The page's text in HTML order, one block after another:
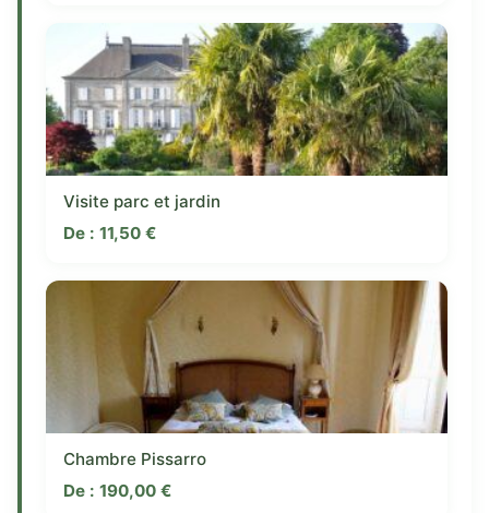
Visite parc et jardin
De : 11,50 €
Chambre Pissarro
De : 190,00 €